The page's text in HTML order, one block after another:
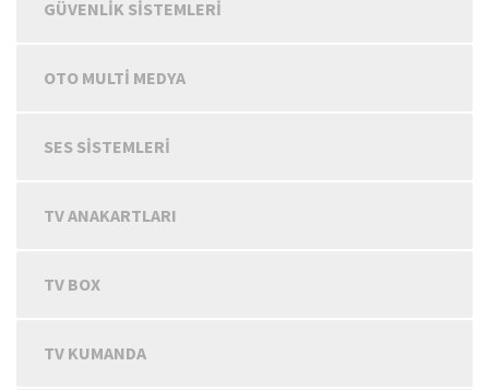
GÜVENLIK SISTEMLERI
OTO MULTİ MEDYA
SES SISTEMLERI
TV ANAKARTLARI
TV BOX
TV KUMANDA